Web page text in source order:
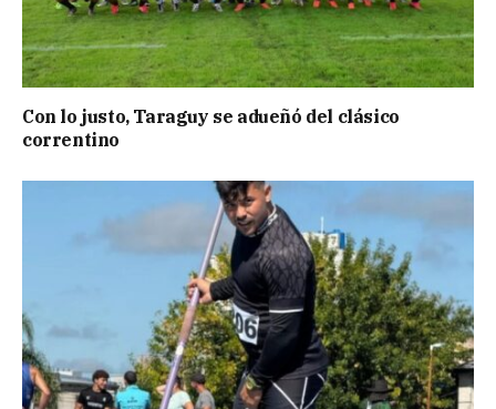
Con lo justo, Taraguy se adueñó del clásico
correntino